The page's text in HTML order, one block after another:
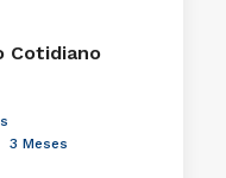
Cotidiano
3 Meses